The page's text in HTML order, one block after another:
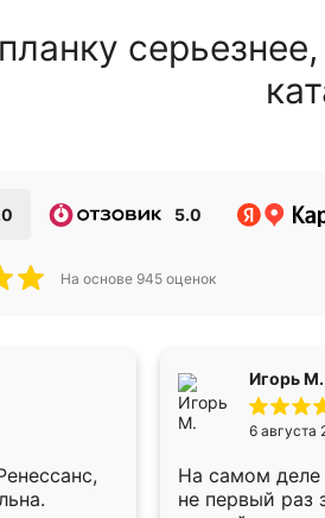
5.0
На основе 945 оценок
Игорь М.
6 августа
На самом деле
не первый раз